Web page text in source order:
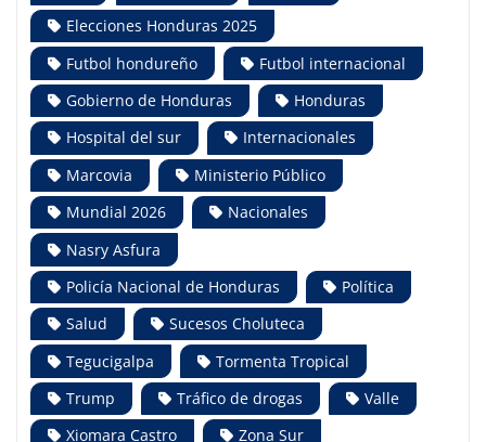
Elecciones Honduras 2025
Futbol hondureño
Futbol internacional
Gobierno de Honduras
Honduras
Hospital del sur
Internacionales
Marcovia
Ministerio Público
Mundial 2026
Nacionales
Nasry Asfura
Policía Nacional de Honduras
Política
Salud
Sucesos Choluteca
Tegucigalpa
Tormenta Tropical
Trump
Tráfico de drogas
Valle
Xiomara Castro
Zona Sur